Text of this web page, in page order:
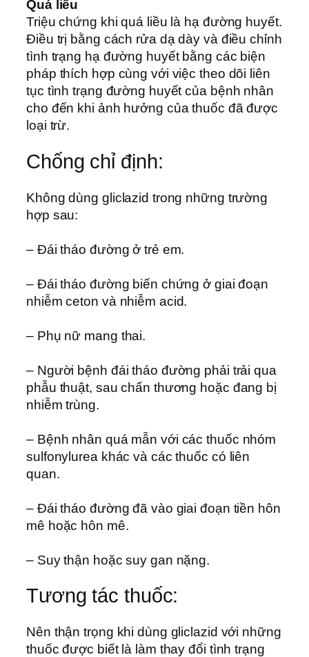
Quá liều
Triệu chứng khi quá liều là hạ đường huyết.
Điều trị bằng cách rửa dạ dày và điều chỉnh
tình trạng hạ đường huyết bằng các biện
pháp thích hợp cùng với việc theo dõi liên
tục tình trạng đường huyết của bệnh nhân
cho đến khi ảnh hưởng của thuốc đã được
loại trừ.
Chống chỉ định:
Không dùng gliclazid trong những trường
hợp sau:
– Đái tháo đường ở trẻ em.
– Đái tháo đường biến chứng ở giai đoạn
nhiễm ceton và nhiễm acid.
– Phụ nữ mang thai.
– Người bệnh đái tháo đường phải trải qua
phẫu thuật, sau chấn thương hoặc đang bị
nhiễm trùng.
– Bệnh nhân quá mẫn với các thuốc nhóm
sulfonylurea khác và các thuốc có liên
quan.
– Đái tháo đường đã vào giai đoạn tiền hôn
mê hoặc hôn mê.
– Suy thận hoặc suy gan nặng.
Tương tác thuốc:
Nên thận trọng khi dùng gliclazid với những
thuốc được biết là làm thay đổi tình trạng